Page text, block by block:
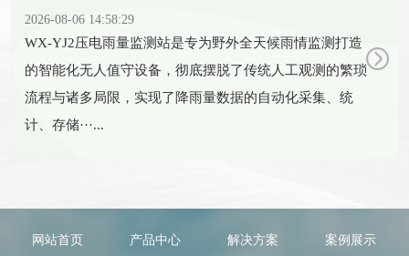
2026-08-06 14:58:29
​WX-YJ2压电雨量监测站是专为野外全天候雨情监测打造
的智能化无人值守设备，彻底摆脱了传统人工观测的繁琐
流程与诸多局限，实现了降雨量数据的自动化采集、统
计、存储···...
网站首页 产品中心 解决方案
案例展示